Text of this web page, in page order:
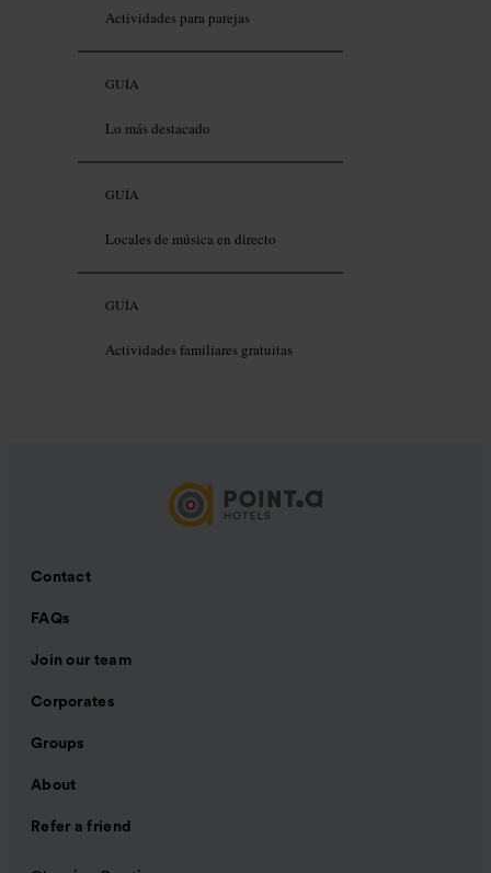
Actividades para parejas
GUÍA
Lo más destacado
GUÍA
Locales de música en directo
GUÍA
Actividades familiares gratuitas
Contact
FAQs
Join our team
Corporates
Groups
About
Refer a friend